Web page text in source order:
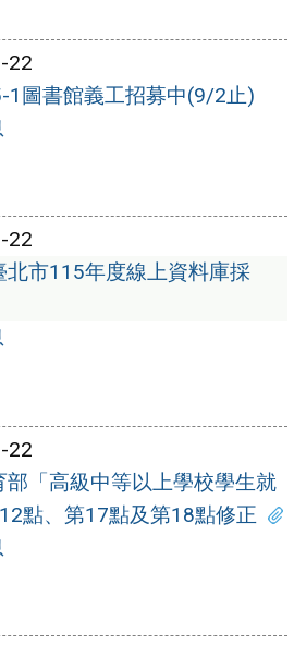
22
1圖書館義工招募中(9/2止)
22
北市115年度線上資料庫採
22
部「高級中等以上學校學生就
點、第17點及第18點修正